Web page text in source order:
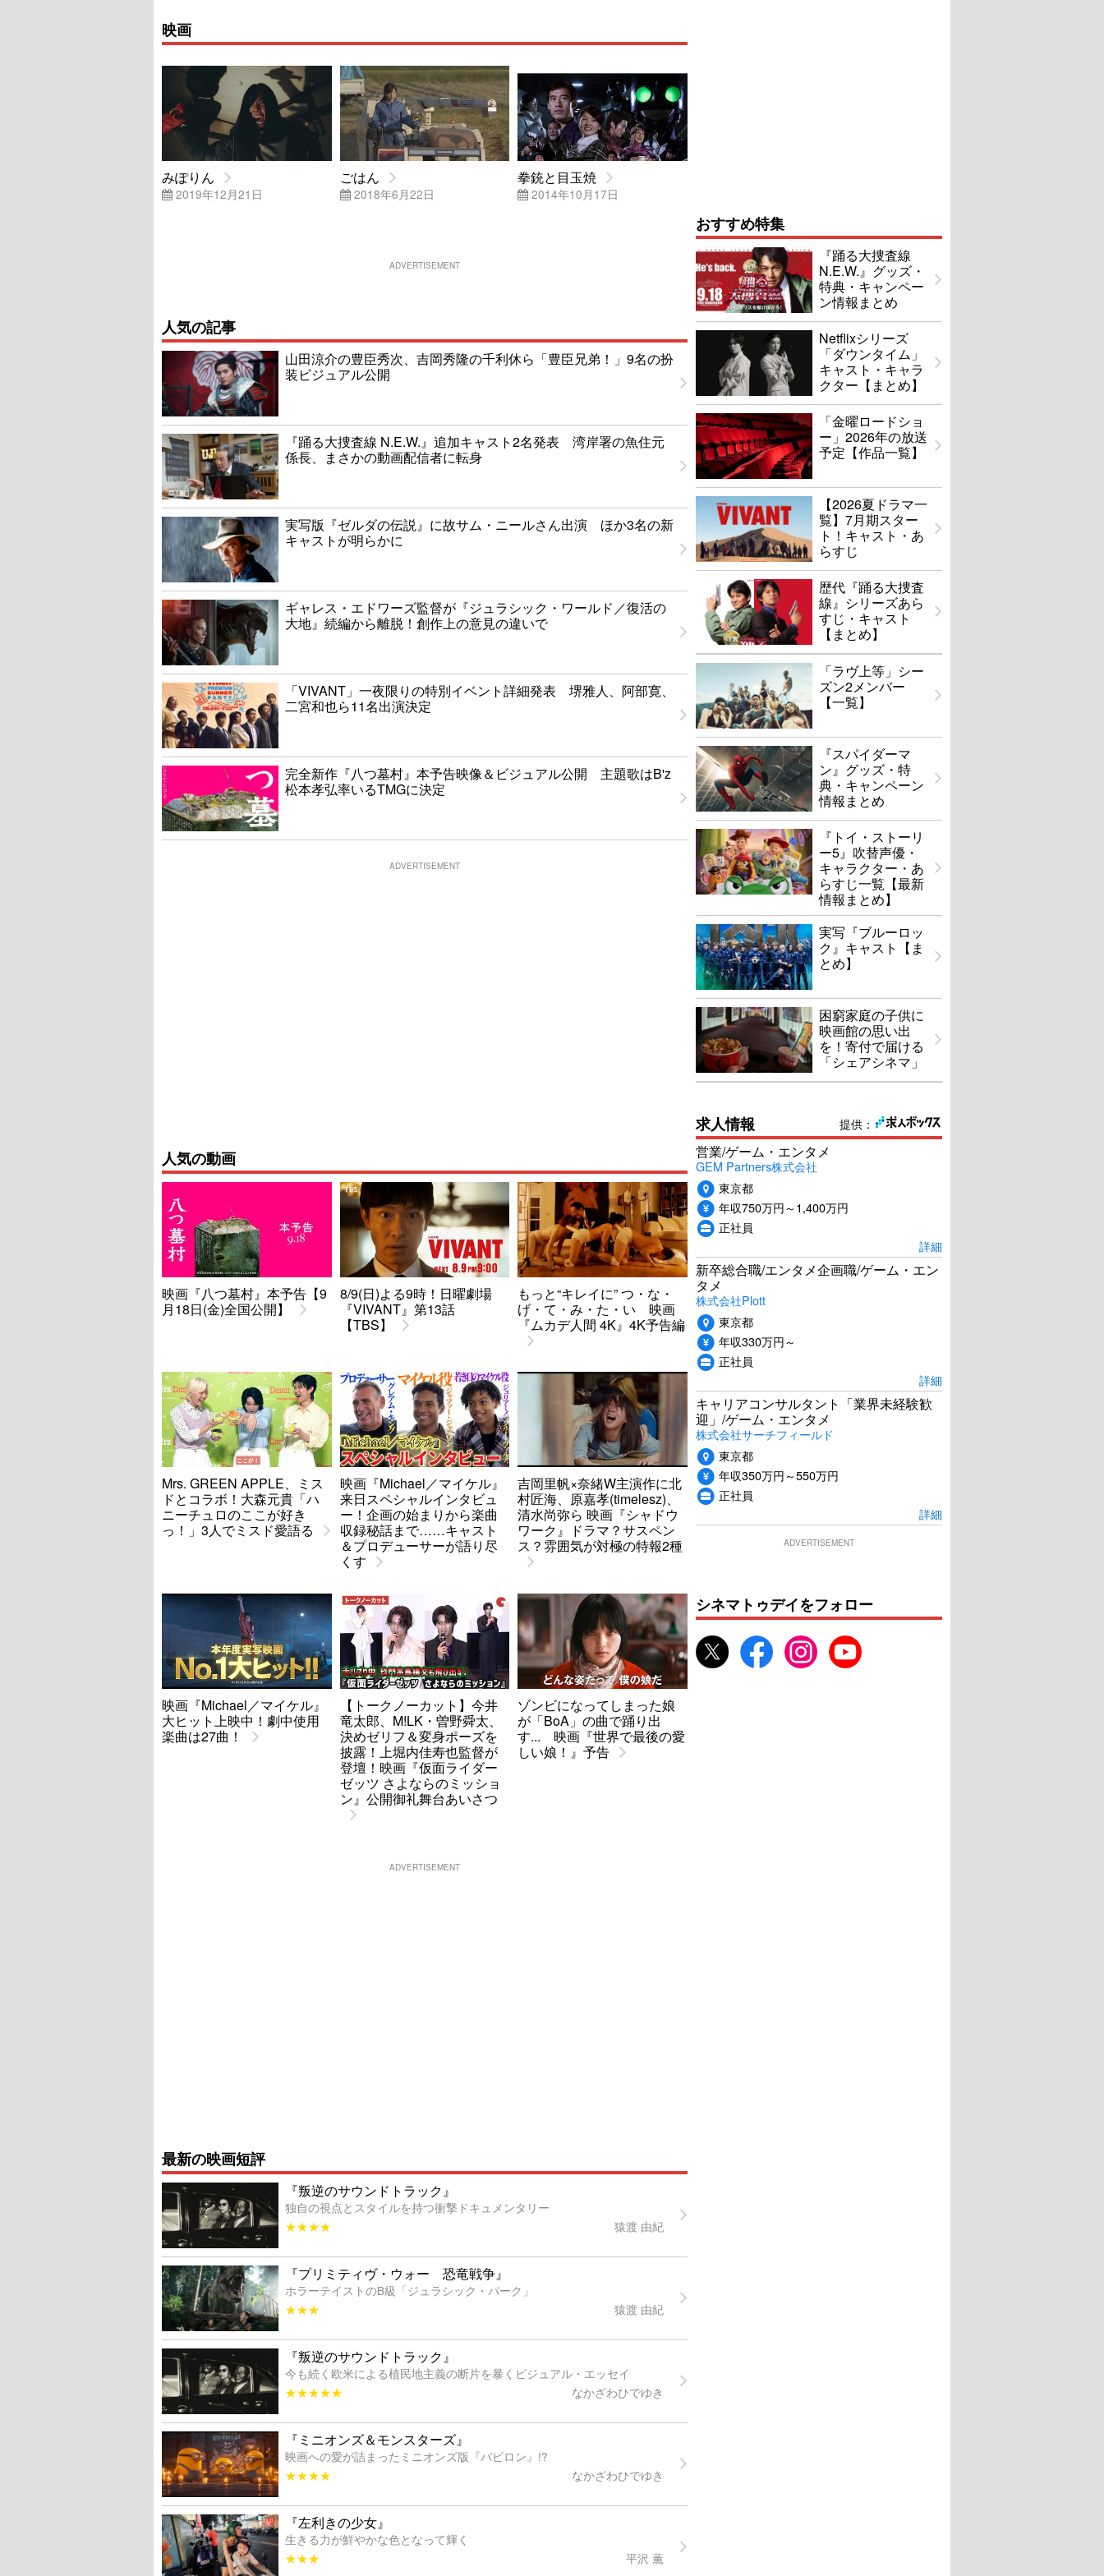
映画
みぽりん
2019年12月21日
ごはん
2018年6月22日
拳銃と目玉焼
2014年10月17日
ADVERTISEMENT
人気の記事
山田涼介の豊臣秀次、吉岡秀隆の千利休ら「豊臣兄弟！」9名の扮
装ビジュアル公開
『踊る大捜査線 N.E.W.』追加キャスト2名発表 湾岸署の魚住元
係長、まさかの動画配信者に転身
実写版『ゼルダの伝説』に故サム・ニールさん出演 ほか3名の新
キャストが明らかに
ギャレス・エドワーズ監督が『ジュラシック・ワールド／復活の
大地』続編から離脱！創作上の意見の違いで
「VIVANT」一夜限りの特別イベント詳細発表 堺雅人、阿部寛、
二宮和也ら11名出演決定
完全新作『八つ墓村』本予告映像＆ビジュアル公開 主題歌はB'z
松本孝弘率いるTMGに決定
ADVERTISEMENT
人気の動画
映画『八つ墓村』本予告【9
月18日(金)全国公開】
8/9(日)よる9時！日曜劇場
『VIVANT』第13話
【TBS】
もっと“キレイに” つ・な・
げ・て・み・た・い 映画
『ムカデ人間 4K』4K予告編
Mrs. GREEN APPLE、ミス
ドとコラボ！大森元貴「ハ
ニーチュロのここが好き
っ！」3人でミスド愛語る
映画『Michael／マイケル』
来日スペシャルインタビュ
ー！企画の始まりから楽曲
収録秘話まで……キャスト
＆プロデューサーが語り尽
くす
吉岡里帆×奈緒W主演作に北
村匠海、原嘉孝(timelesz)、
清水尚弥ら 映画『シャドウ
ワーク』ドラマ？サスペン
ス？雰囲気が対極の特報2種
映画『Michael／マイケル』
大ヒット上映中！劇中使用
楽曲は27曲！
【トークノーカット】今井
竜太郎、M!LK・曽野舜太、
決めゼリフ＆変身ポーズを
披露！上堀内佳寿也監督が
登壇！映画『仮面ライダー
ゼッツ さよならのミッショ
ン』公開御礼舞台あいさつ
ゾンビになってしまった娘
が「BoA」の曲で踊り出
す... 映画『世界で最後の愛
しい娘！』予告
ADVERTISEMENT
最新の映画短評
『叛逆のサウンドトラック』
独自の視点とスタイルを持つ衝撃ドキュメンタリー
★★★★
猿渡 由紀
『プリミティヴ・ウォー 恐竜戦争』
ホラーテイストのB級「ジュラシック・パーク」
★★★
猿渡 由紀
『叛逆のサウンドトラック』
今も続く欧米による植民地主義の断片を暴くビジュアル・エッセイ
★★★★★
なかざわひでゆき
『ミニオンズ＆モンスターズ』
映画への愛が詰まったミニオンズ版『バビロン』!?
★★★★
なかざわひでゆき
『左利きの少女』
生きる力が鮮やかな色となって輝く
★★★
平沢 薫
おすすめ特集
『踊る大捜査線
N.E.W.』グッズ・
特典・キャンペー
ン情報まとめ
Netflixシリーズ
「ダウンタイム」
キャスト・キャラ
クター【まとめ】
「金曜ロードショ
ー」2026年の放送
予定【作品一覧】
【2026夏ドラマ一
覧】7月期スター
ト！キャスト・あ
らすじ
歴代『踊る大捜査
線』シリーズあら
すじ・キャスト
【まとめ】
「ラヴ上等」シー
ズン2メンバー
【一覧】
『スパイダーマ
ン』グッズ・特
典・キャンペーン
情報まとめ
『トイ・ストーリ
ー5』吹替声優・
キャラクター・あ
らすじ一覧【最新
情報まとめ】
実写『ブルーロッ
ク』キャスト【ま
とめ】
困窮家庭の子供に
映画館の思い出
を！寄付で届ける
「シェアシネマ」
提供：
求人情報
営業/ゲーム・エンタメ
GEM Partners株式会社
東京都
年収750万円～1,400万円
正社員
詳細
新卒総合職/エンタメ企画職/ゲーム・エン
タメ
株式会社Plott
東京都
年収330万円～
正社員
詳細
キャリアコンサルタント「業界未経験歓
迎」/ゲーム・エンタメ
株式会社サーチフィールド
東京都
年収350万円～550万円
正社員
詳細
ADVERTISEMENT
シネマトゥデイをフォロー